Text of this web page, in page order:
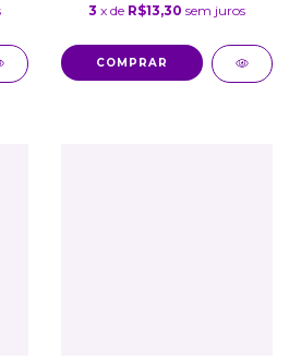
3 x de R$13,30 sem juros
COMPRAR